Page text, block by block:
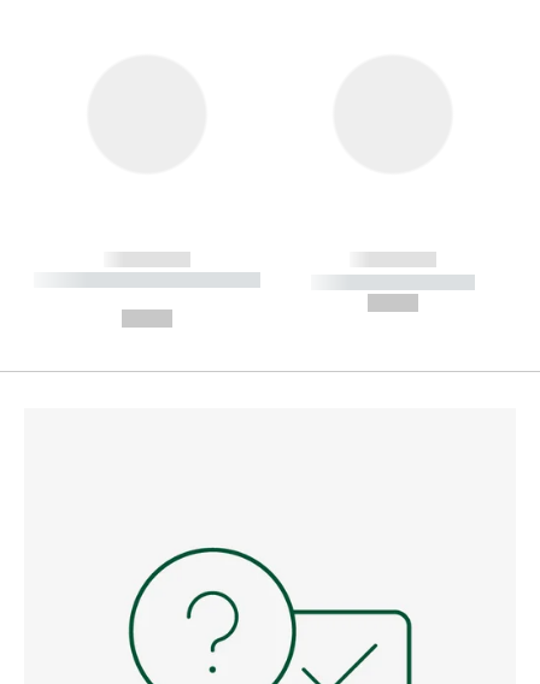
------------
----------- ----------- --------
------------
----------- -----------